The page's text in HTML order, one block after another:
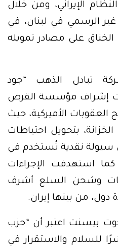
الإيراني، ومن خلال
الرسمي في لبنان، في
على مصادر تمويله
تبادل الذهب “جود
إشراف مؤسسة القرض
العقوبات الأميركية، حيث
بتحويل احتياطات
سيولة نقدية تُستخدم في
كما استهدفت الإجراءات
وشحن السلع أشرف
من بينها إيران.
بيسنت اعتبر أن “حزب
للسلام والاستقرار في